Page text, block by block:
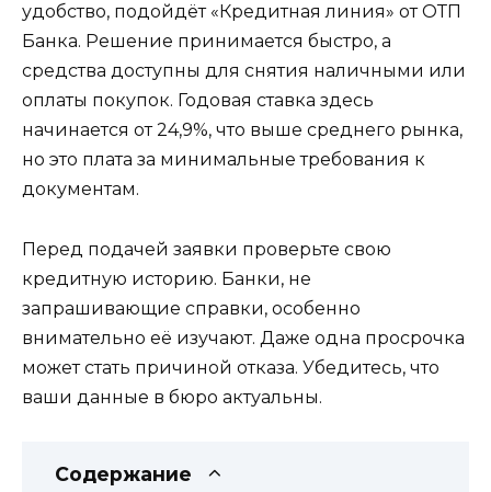
удобство, подойдёт «Кредитная линия» от ОТП
Банка. Решение принимается быстро, а
средства доступны для снятия наличными или
оплаты покупок. Годовая ставка здесь
начинается от 24,9%, что выше среднего рынка,
но это плата за минимальные требования к
документам.
Перед подачей заявки проверьте свою
кредитную историю. Банки, не
запрашивающие справки, особенно
внимательно её изучают. Даже одна просрочка
может стать причиной отказа. Убедитесь, что
ваши данные в бюро актуальны.
Содержание